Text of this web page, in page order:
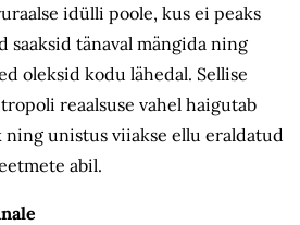
idülli poole, kus ei peaks
saaksid tänaval mängida ning
oleksid kodu lähedal. Sellise
reaalsuse vahel haigutab
unistus viiakse ellu eraldatud
abil.